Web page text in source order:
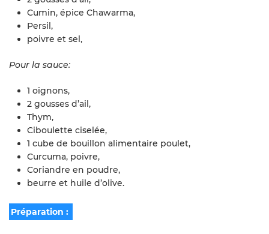
Cumin, épice Chawarma,
Persil,
poivre et sel,
Pour la sauce:
1 oignons,
2 gousses d’ail,
Thym,
Ciboulette ciselée,
1 cube de bouillon alimentaire poulet,
Curcuma, poivre,
Coriandre en poudre,
beurre et huile d’olive.
Préparation :